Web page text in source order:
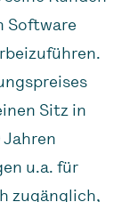
Software
Sitz in
u.a. für
zugänglich,